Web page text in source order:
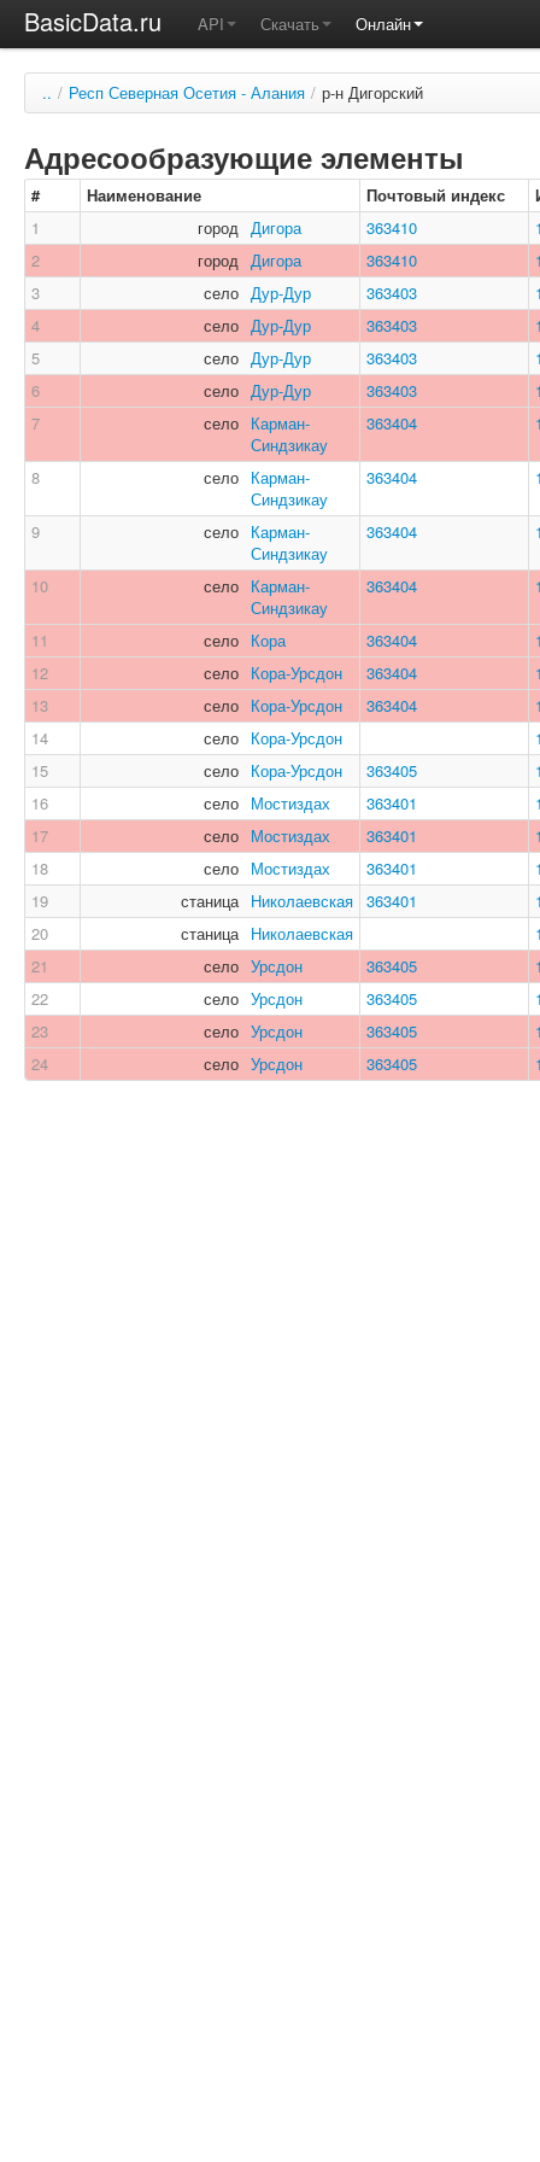
BasicData.ru API Скачать Онлайн
.. / Респ Северная Осетия - Алания / р-н Дигорский
Адресообразующие элементы
# Наименование Почтовый индекс
1
город Дигора 363410
2
город Дигора 363410
3
село Дур-Дур 363403
4
село Дур-Дур 363403
5
село Дур-Дур 363403
6
село Дур-Дур 363403
7
село Карман-
Синдзикау
363404
8 село Карман-
Синдзикау
363404
9 село Карман-
Синдзикау
363404
10 село Карман-
Синдзикау
363404
11 село Кора 363404
12
село Кора-Урсдон 363404
13
село Кора-Урсдон 363404
14
село Кора-Урсдон
15
село Кора-Урсдон 363405
16
село Мостиздах 363401
17
село Мостиздах 363401
18
село Мостиздах 363401
19
станица Николаевская 363401
20
станица Николаевская
21
село Урсдон 363405
22
село Урсдон 363405
23
село Урсдон 363405
24
село Урсдон 363405